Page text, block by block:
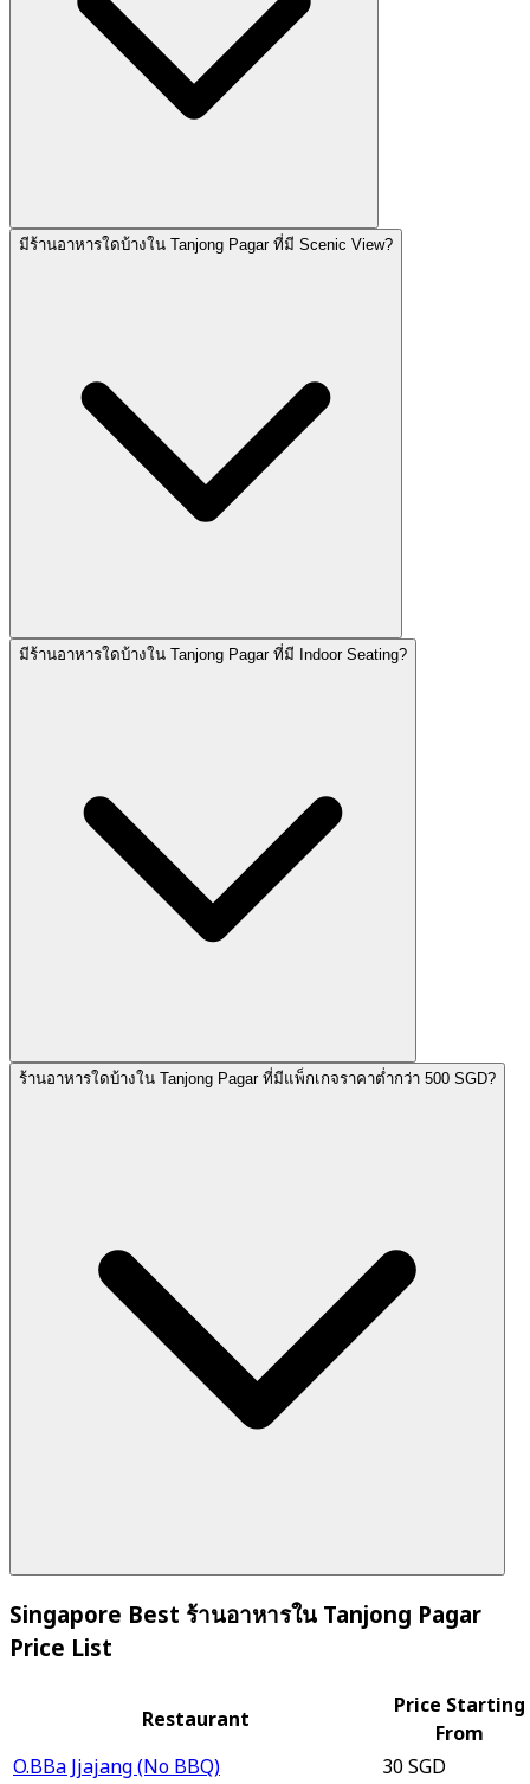
มีร้านอาหารใดบ้างใน Tanjong Pagar ที่มี Scenic View?
มีร้านอาหารใดบ้างใน Tanjong Pagar ที่มี Indoor Seating?
ร้านอาหารใดบ้างใน Tanjong Pagar ที่มีแพ็กเกจราคาต่ำกว่า 500 SGD?
Singapore Best ร้านอาหารใน Tanjong Pagar
Price List
Restaurant
Price Starting
From
O.BBa Jjajang (No BBQ)
30 SGD